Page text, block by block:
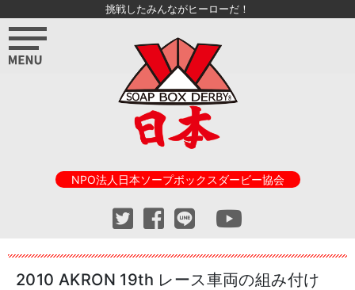
挑戦したみんながヒーローだ！
NPO法人日本ソープボックスダービー協会
2010 AKRON 19th レース車両の組み付け